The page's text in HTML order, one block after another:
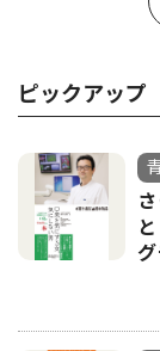
ピックアップ